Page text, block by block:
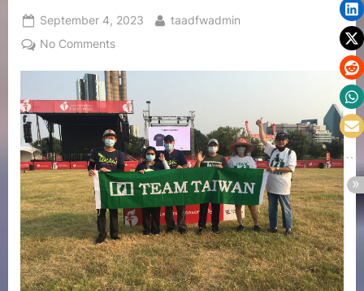
September 4, 2023
taadfwadmin
No Comments